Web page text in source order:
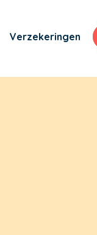
Verzekeringen